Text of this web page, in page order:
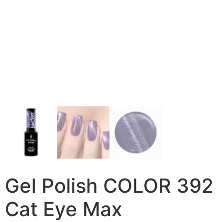
Gel Polish COLOR 392
Cat Eye Max